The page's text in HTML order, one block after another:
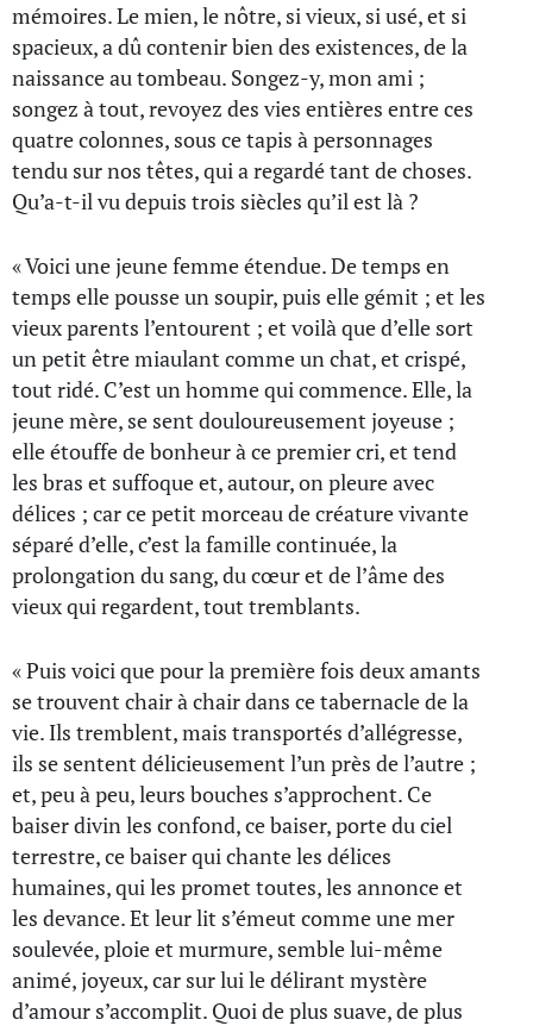
mémoires. Le mien, le nôtre, si vieux, si usé, et si
spacieux, a dû contenir bien des existences, de la
naissance au tombeau. Songez-y, mon ami ;
songez à tout, revoyez des vies entières entre ces
quatre colonnes, sous ce tapis à personnages
tendu sur nos têtes, qui a regardé tant de choses.
Qu’a-t-il vu depuis trois siècles qu’il est là ?
« Voici une jeune femme étendue. De temps en
temps elle pousse un soupir, puis elle gémit ; et les
vieux parents l’entourent ; et voilà que d’elle sort
un petit être miaulant comme un chat, et crispé,
tout ridé. C’est un homme qui commence. Elle, la
jeune mère, se sent douloureusement joyeuse ;
elle étouffe de bonheur à ce premier cri, et tend
les bras et suffoque et, autour, on pleure avec
délices ; car ce petit morceau de créature vivante
séparé d’elle, c’est la famille continuée, la
prolongation du sang, du cœur et de l’âme des
vieux qui regardent, tout tremblants.
« Puis voici que pour la première fois deux amants
se trouvent chair à chair dans ce tabernacle de la
vie. Ils tremblent, mais transportés d’allégresse,
ils se sentent délicieusement l’un près de l’autre ;
et, peu à peu, leurs bouches s’approchent. Ce
baiser divin les confond, ce baiser, porte du ciel
terrestre, ce baiser qui chante les délices
humaines, qui les promet toutes, les annonce et
les devance. Et leur lit s’émeut comme une mer
soulevée, ploie et murmure, semble lui-même
animé, joyeux, car sur lui le délirant mystère
d’amour s’accomplit. Quoi de plus suave, de plus